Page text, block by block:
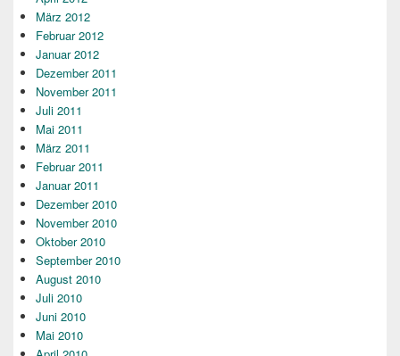
März 2012
Februar 2012
Januar 2012
Dezember 2011
November 2011
Juli 2011
Mai 2011
März 2011
Februar 2011
Januar 2011
Dezember 2010
November 2010
Oktober 2010
September 2010
August 2010
Juli 2010
Juni 2010
Mai 2010